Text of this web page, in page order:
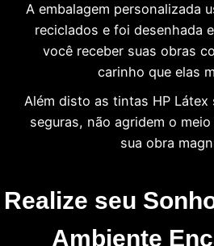
A embalagem personalizada
reciclados e foi desenhada
você receber suas obras
carinho que elas
Além disto as tintas HP Látex
seguras, não agridem o
sua obra
Realize seu
Ambiente